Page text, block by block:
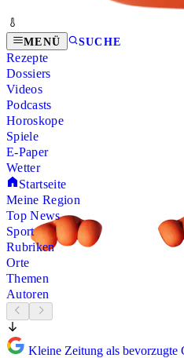
MENÜ SUCHE
Rezepte
Dossiers
Videos
Podcasts
Horoskope
Spiele
E-Paper
Wetter
Startseite
Meine Region
Top News
Sport
Rubriken
Orte
Themen
Autoren
Kleine Zeitung als bevorzugte